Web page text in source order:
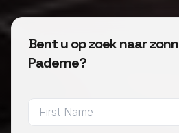
Bent u op zoek naar
Paderne?